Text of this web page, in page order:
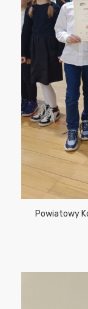
Powiatowy